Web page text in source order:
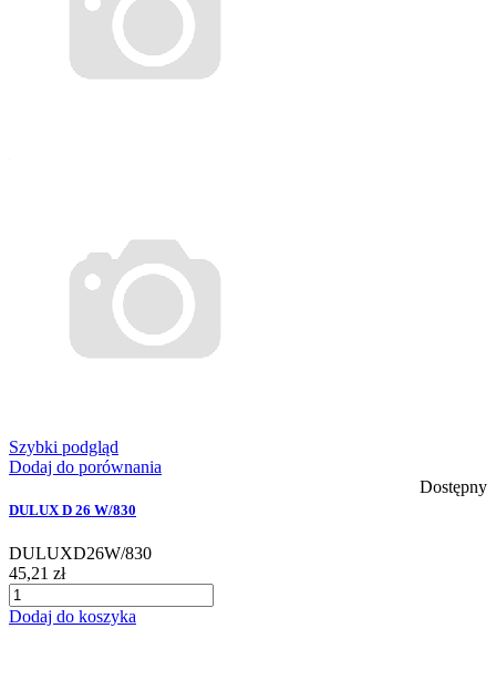
Szybki podgląd
Dodaj do porównania
Dostępny
DULUX D 26 W/830
DULUXD26W/830
45,21 zł
Dodaj do koszyka